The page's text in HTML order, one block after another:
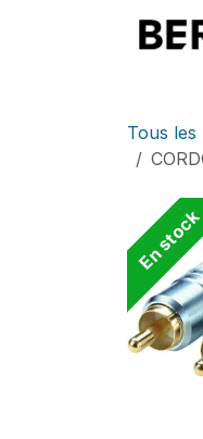
Tous les
En stock